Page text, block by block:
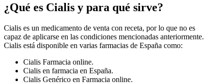
¿Qué es Cialis y para qué sirve?
Cialis es un medicamento de venta con receta, por lo que no es
capaz de aplicarse en las condiciones mencionadas anteriormente.
Cialis está disponible en varias farmacias de España como:
Cialis Farmacia online.
Cialis en farmacia en España.
Cialis Genérico en Farmacia online.